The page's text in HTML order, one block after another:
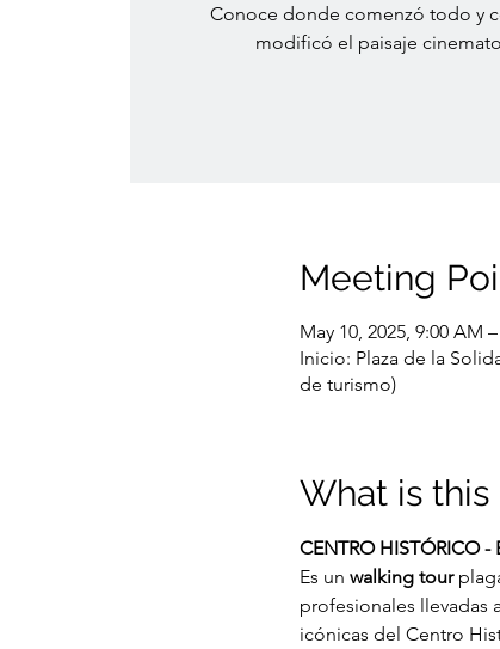
Conoce donde comenzó todo y
modificó el paisaje
Meeting
May 10, 2025, 9:00 AM
Inicio: Plaza de la
de turismo)
What is
CENTRO HISTÓRICO -
Es un walking tour
profesionales llevadas
icónicas del Centro